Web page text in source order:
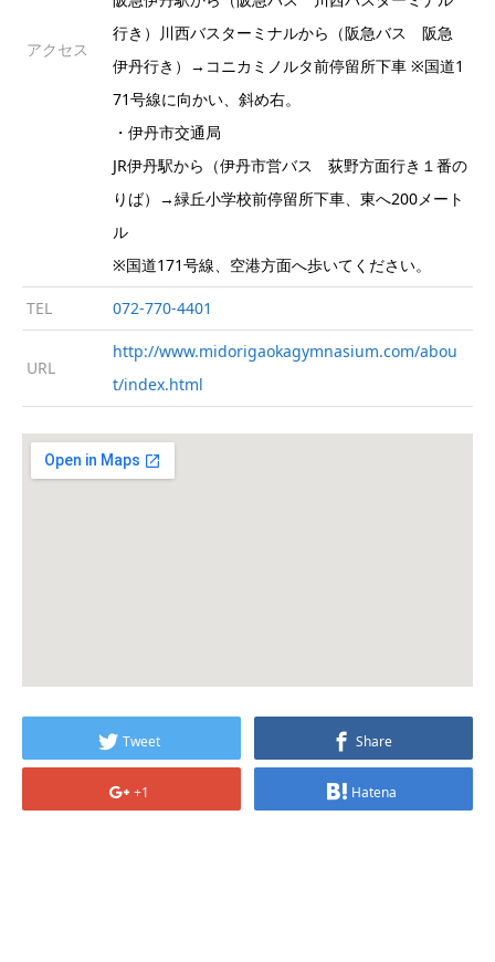
アクセス
行き）川西バスターミナルから（阪急バス 阪急
伊丹行き）→コニカミノルタ前停留所下車 ※国道1
71号線に向かい、斜め右。
・伊丹市交通局
JR伊丹駅から（伊丹市営バス 荻野方面行き１番の
りば）→緑丘小学校前停留所下車、東へ200メート
ル
※国道171号線、空港方面へ歩いてください。
TEL 072-770-4401
URL
http://www.midorigaokagymnasium.com/abou
t/index.html
Tweet Share
+1 Hatena